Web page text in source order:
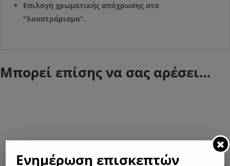
Επιλογή χρωματικής απόχρωσης στο
"λουστράρισμα".
Μπορεί επίσης να σας αρέσει…
Ενημέρωση επισκεπτών